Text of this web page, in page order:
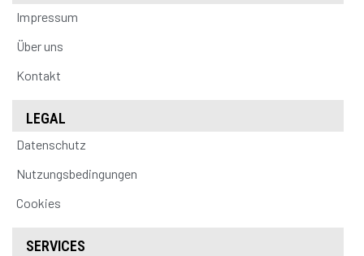
Impressum
Über uns
Kontakt
LEGAL
Datenschutz
Nutzungsbedingungen
Cookies
SERVICES